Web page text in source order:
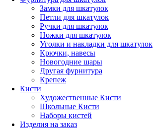
Замки для шкатулок
Петли для шкатулок
Ручки для шкатулок
Ножки для шкатулок
Уголки и накладки для шкатулок
Крючки, навесы
Новогодние шары
Другая фурнитура
Крепеж
Кисти
Художественные Кисти
Школьные Кисти
Наборы кистей
Изделия на заказ